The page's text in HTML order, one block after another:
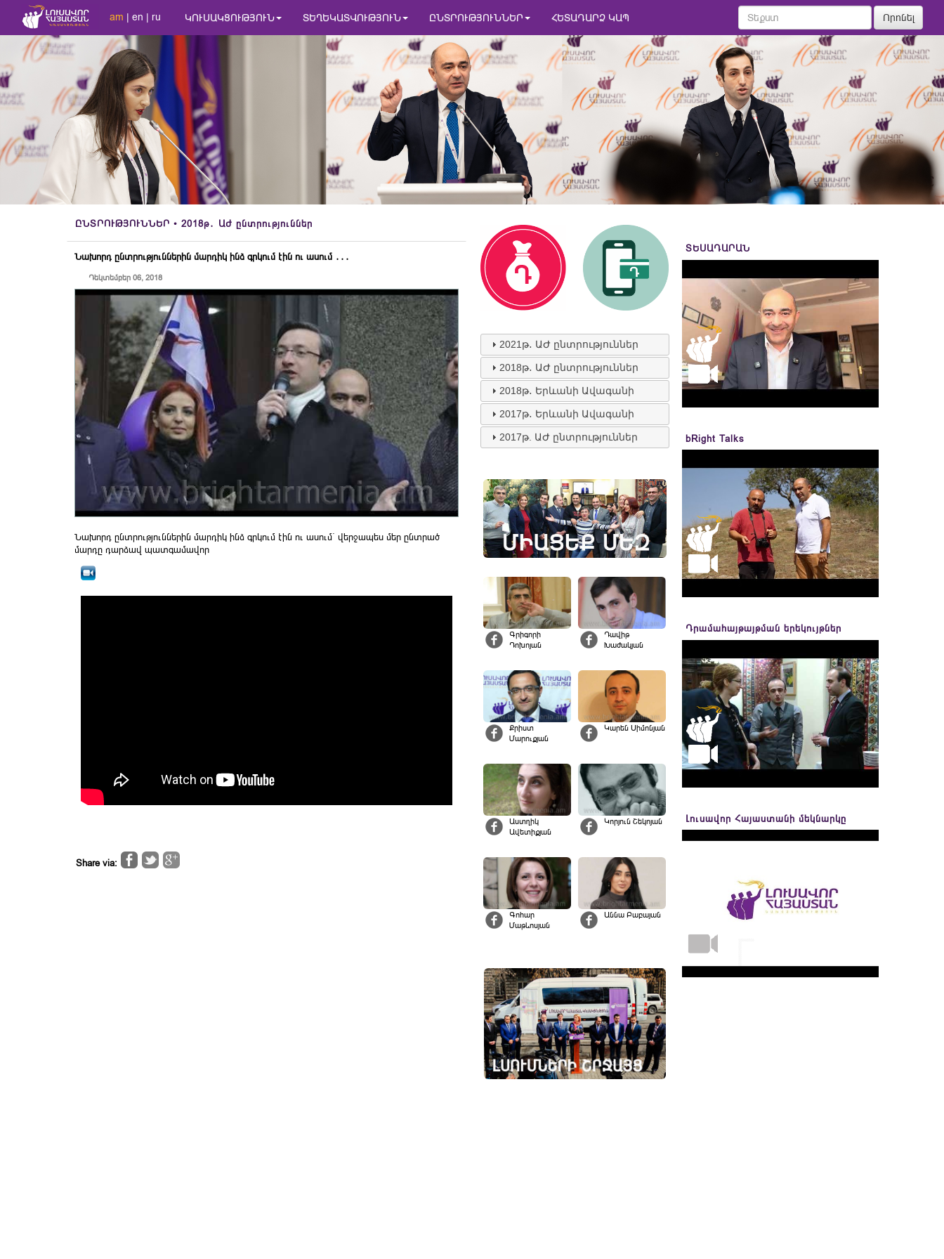
am | en | ru ԿՈՒՍԱԿՑՈՒԹՅՈՒՆ ՏԵՂԵԿԱՏՎՈՒԹՅՈՒՆ ԸՆՏՐՈՒԹՅՈՒՆՆԵՐ ՀԵՏԱԴԱՐՁ ԿԱՊ Որոնել
ԸՆՏՐՈՒԹՅՈՒՆՆԵՐ • 2018թ․ ԱԺ ընտրություններ
Նախորդ ընտրություններին մարդիկ ինձ գրկում էին ու ասում ․․․
Դեկտեմբեր 06, 2018
Նախորդ ընտրություններին մարդիկ ինձ գրկում էին ու ասում` վերջապես մեր ընտրած
մարդը դարձավ պատգամավոր
Share via:
2021թ․ ԱԺ ընտրություններ
2018թ․ ԱԺ ընտրություններ
2018թ․ Երևանի Ավագանի
2017թ․ Երևանի Ավագանի
2017թ. ԱԺ ընտրություններ
Գրիգորի
Դոխոյան
Դավիթ
Խաժակյան
Քրիստ
Մարուքյան
Կարեն Սիմոնյան
Աստղիկ
Ավետիքյան
Կորյուն Շեկոյան
Գոհար
Մաթևոսյան
Աննա Բաբայան
ՏԵՍԱԴԱՐԱՆ
bRight Talks
Դրամահայթայթման երեկույթներ
Լուսավոր Հայաստանի մեկնարկը